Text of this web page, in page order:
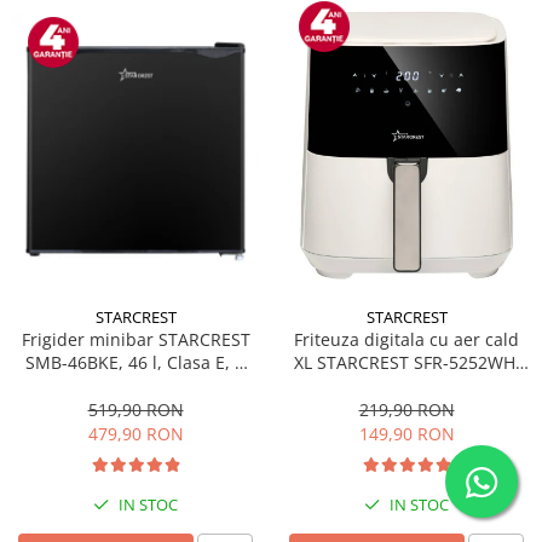
STARCREST
Frigider minibar STARCREST
SMB-46BKE, 46 l, Clasa E, H
519,90 RON
479,90 RON
IN STOC
STARCREST
Friteuza digitala cu aer cald
XL STARCREST SFR-5252WH,
200 °C, 8 programe
predefinite, Alb
219,90 RON
149,90 RON
IN STOC